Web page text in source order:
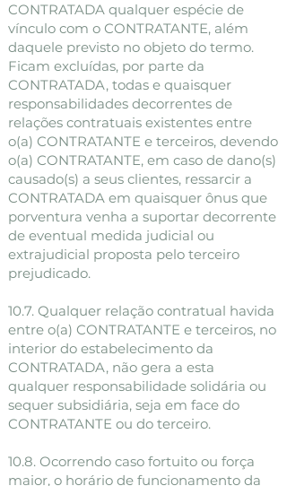
CONTRATADA qualquer espécie de
vínculo com o CONTRATANTE, além
daquele previsto no objeto do termo.
Ficam excluídas, por parte da
CONTRATADA, todas e quaisquer
responsabilidades decorrentes de
relações contratuais existentes entre
o(a) CONTRATANTE e terceiros, devendo
o(a) CONTRATANTE, em caso de dano(s)
causado(s) a seus clientes, ressarcir a
CONTRATADA em quaisquer ônus que
porventura venha a suportar decorrente
de eventual medida judicial ou
extrajudicial proposta pelo terceiro
prejudicado.
10.7. Qualquer relação contratual havida
entre o(a) CONTRATANTE e terceiros, no
interior do estabelecimento da
CONTRATADA, não gera a esta
qualquer responsabilidade solidária ou
sequer subsidiária, seja em face do
CONTRATANTE ou do terceiro.
10.8. Ocorrendo caso fortuito ou força
maior, o horário de funcionamento da